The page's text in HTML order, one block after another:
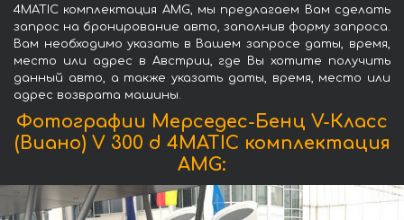
4MATIC комплектация AMG, мы предлагаем Вам сделать
запрос на бронирование авто, заполнив форму запроса.
Вам необходимо указать в Вашем запросе даты, время,
место или адрес в Австрии, где Вы хотите получить
данный авто, а также указать даты, время, место или
адрес возврата машины.
Фотографии Мерседес-Бенц V-Класс
(Виано) V 300 d 4MATIC комплектация
AMG: